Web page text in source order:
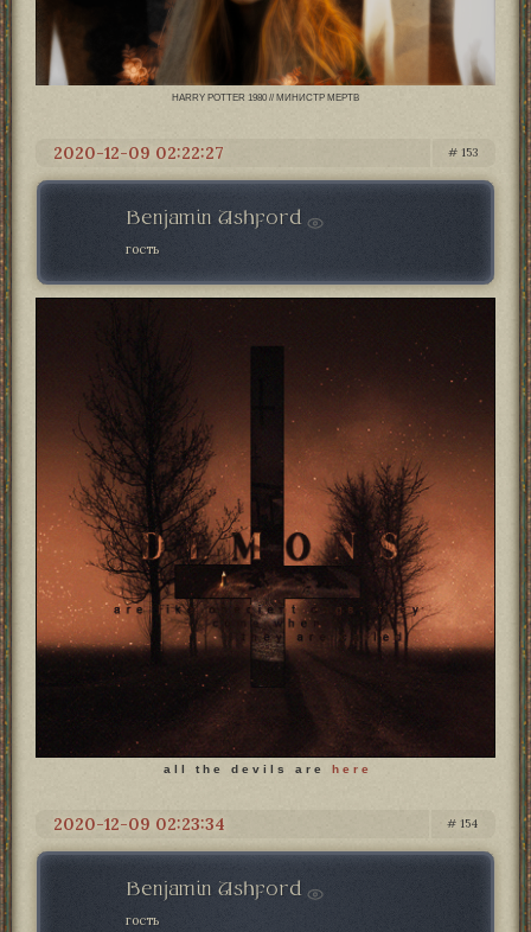
HARRY POTTER 1980 // МИНИСТР МЕРТВ
153
2020-12-09 02:22:27
Benjamin Ashford
гость
a l l t h e d e v i l s a r e h e r e
154
2020-12-09 02:23:34
Benjamin Ashford
гость